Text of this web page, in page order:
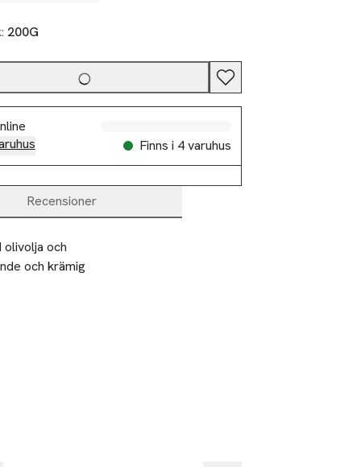
200G
Finns i 4 varuhus
Recensioner
och
och krämig